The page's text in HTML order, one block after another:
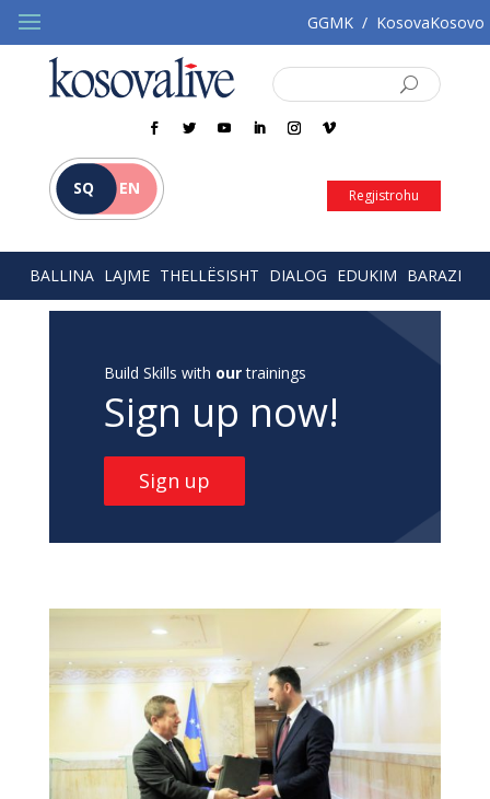
GGMK / KosovaKosovo
SQ EN Regjistrohu
BALLINA LAJME THELLËSISHT DIALOG EDUKIM BARAZI
Build Skills with ourtrainings
Sign up now!
Sign up